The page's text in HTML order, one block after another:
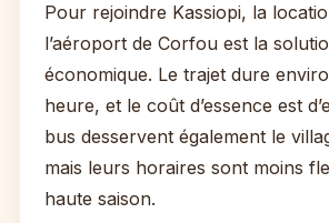
Pour rejoindre Kassiopi, la
l’aéroport de Corfou est la
économique. Le trajet dure
heure, et le coût d’essence est
bus desservent également le
mais leurs horaires sont moins
haute saison.